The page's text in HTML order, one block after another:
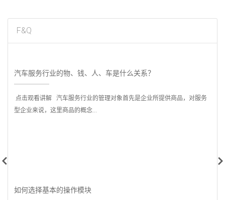
F&Q
汽车服务行业的物、钱、人、车是什么关系？
点击观看讲解 汽车服务行业的管理对象首先是企业所提供商品，对服务
型企业来说，这里商品的概念...
如何选择基本的操作模块